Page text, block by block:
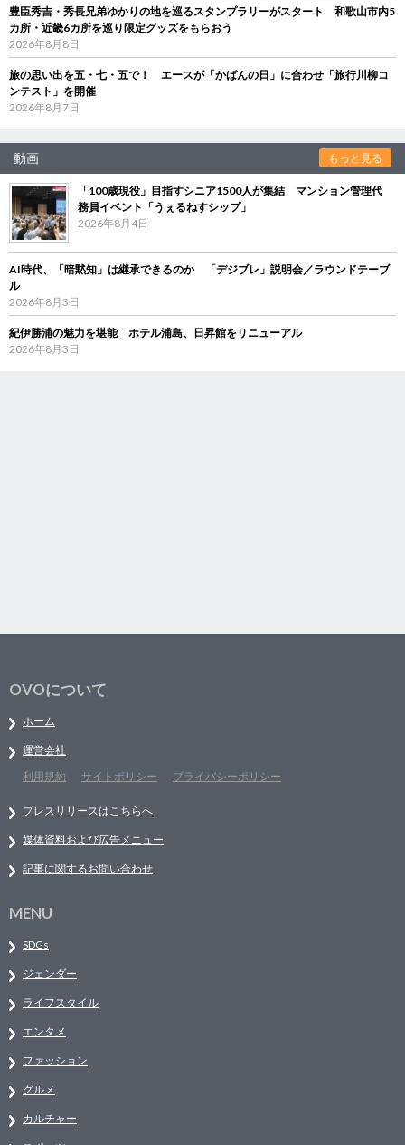
豊臣秀吉・秀長兄弟ゆかりの地を巡るスタンプラリーがスタート 和歌山市内5
カ所・近畿6カ所を巡り限定グッズをもらおう
2026年8月8日
旅の思い出を五・七・五で！ エースが「かばんの日」に合わせ「旅行川柳コ
ンテスト」を開催
2026年8月7日
動画 もっと見る
「100歳現役」目指すシニア1500人が集結 マンション管理代
務員イベント「うぇるねすシップ」
2026年8月4日
AI時代、「暗黙知」は継承できるのか 「デジブレ」説明会／ラウンドテーブ
ル
2026年8月3日
紀伊勝浦の魅力を堪能 ホテル浦島、日昇館をリニューアル
2026年8月3日
OVOについて
ホーム
運営会社
利用規約
サイトポリシー プライバシーポリシー
プレスリリースはこちらへ
媒体資料および広告メニュー
記事に関するお問い合わせ
MENU
SDGs
ジェンダー
ライフスタイル
エンタメ
ファッション
グルメ
カルチャー